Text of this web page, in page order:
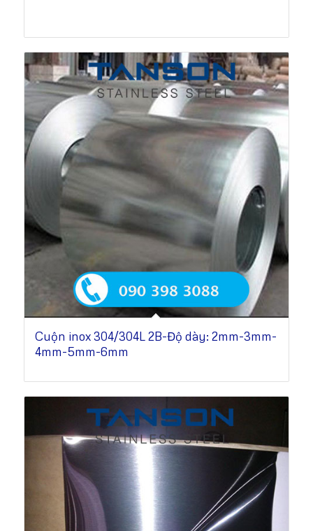
Cuộn inox 304/304L 2B-Độ dày: 2mm-3mm-
4mm-5mm-6mm